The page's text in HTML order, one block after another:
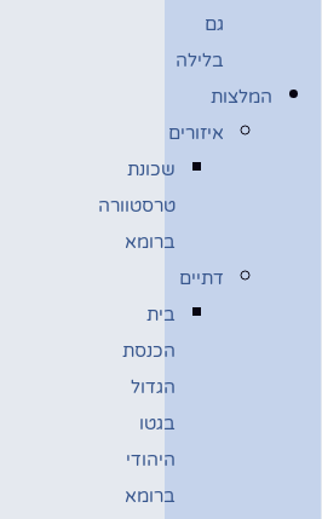
גם
בלילה
המלצות
איזורים
שכונת
טרסטוורה
ברומא
דתיים
בית
הכנסת
הגדול
בגטו
היהודי
ברומא